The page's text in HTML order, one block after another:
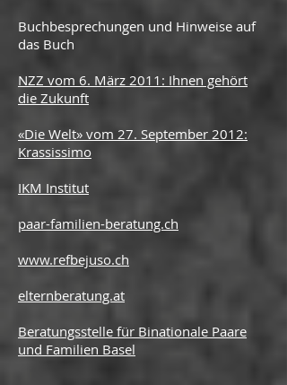
Buchbesprechungen und Hinweise auf
das Buch
NZZ vom 6. März 2011: Ihnen gehört
die Zukunft
«Die Welt» vom 27. September 2012:
Krassissimo
IKM Institut
paar-familien-beratung.ch
www.refbejuso.ch
elternberatung.at
Beratungsstelle für Binationale Paare
und Familien Basel